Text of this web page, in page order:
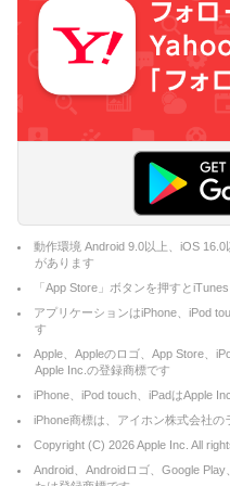
動作環境 Android 9.0以上、iOS
があります
「App Store」ボタンを押すと
アプリケーションはiPhone、iPod
す
Apple、Appleのロゴ、App Store、
Apple Inc.の登録商標です
iPhone、iPod touch、iPadはApple
iPhone商標は、アイホン株式会社
Copyright (C) 2026Apple Inc. All
Android、Androidロゴ、Google